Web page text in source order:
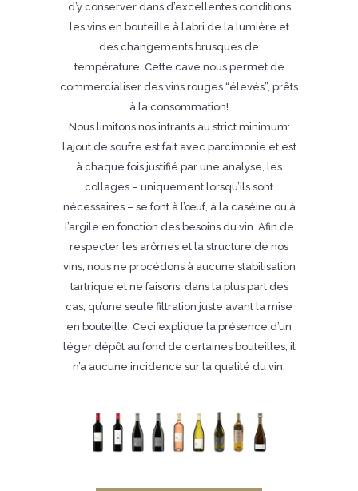
d’y conserver dans d’excellentes conditions
les vins en bouteille à l’abri de la lumière et
des changements brusques de
température. Cette cave nous permet de
commercialiser des vins rouges “élevés”, prêts
à la consommation!
Nous limitons nos intrants au strict minimum:
l’ajout de soufre est fait avec parcimonie et est
à chaque fois justifié par une analyse, les
collages – uniquement lorsqu’ils sont
nécessaires – se font à l’œuf, à la caséine ou à
l’argile en fonction des besoins du vin. Afin de
respecter les arômes et la structure de nos
vins, nous ne procédons à aucune stabilisation
tartrique et ne faisons, dans la plus part des
cas, qu’une seule filtration juste avant la mise
en bouteille. Ceci explique la présence d’un
léger dépôt au fond de certaines bouteilles, il
n’a aucune incidence sur la qualité du vin.